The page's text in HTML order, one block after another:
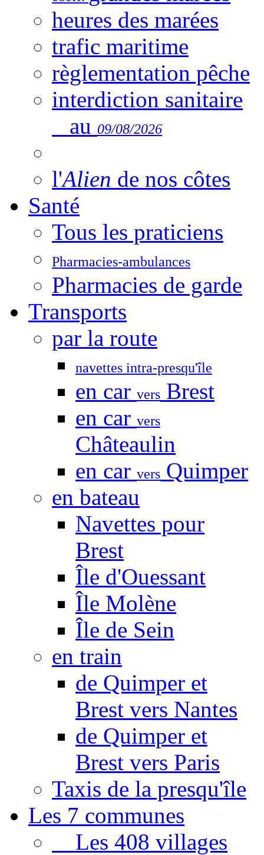
heures des marées
trafic maritime
règlementation pêche
interdiction sanitaire
au 09/08/2026
l'Alien de nos côtes
Santé
Tous les praticiens
Pharmacies-ambulances
Pharmacies de garde
Transports
par la route
navettes intra-presqu'île
en car vers Brest
en car vers
Châteaulin
en car vers Quimper
en bateau
Navettes pour
Brest
Île d'Ouessant
Île Molène
Île de Sein
en train
de Quimper et
Brest vers Nantes
de Quimper et
Brest vers Paris
Taxis de la presqu'île
Les 7 communes
Les 408 villages